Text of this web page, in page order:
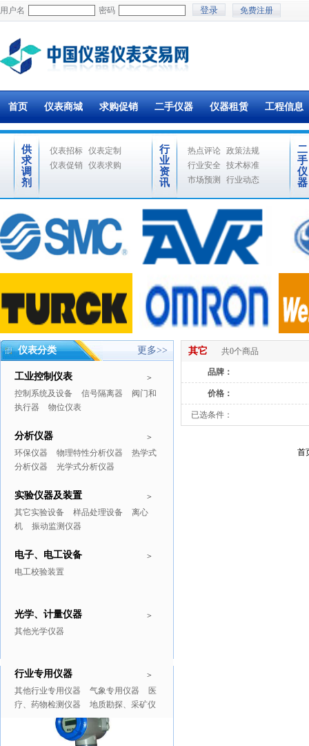
用户名 密码 免费注册
首页 仪表商城 求购促销 二手仪器 仪器租赁 工程信息
供
求
调
剂
仪表招标 仪表定制
仪表促销
仪表求购
行
业
资
讯
热点评论 政策法规
行业安全
技术标准
市场预测
行业动态
二
手
仪
器
仪表分类 更多>>
>
工业控制仪表
控制系统及设备 信号隔离器
阀门和
执行器
物位仪表
>
分析仪器
环保仪器 物理特性分析仪器
热学式
分析仪器
光学式分析仪器
>
实验仪器及装置
其它实验设备 样品处理设备
离心
机
振动监测仪器
>
电子、电工设备
电工校验装置
>
光学、计量仪器
其他光学仪器
>
行业专用仪器
其他行业专用仪器 气象专用仪器
医
疗、药物检测仪器
地质勘探、采矿仪
推广商品 更多>>
其它 共0个商品
品牌：
价格：
已选条件：
首